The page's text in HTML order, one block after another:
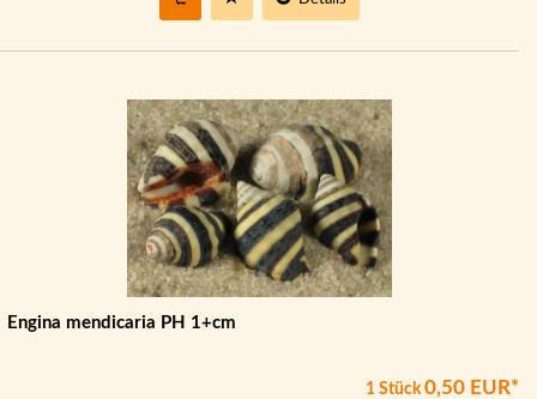
Engina mendicaria PH 1+cm
1 Stück0,50 EUR*